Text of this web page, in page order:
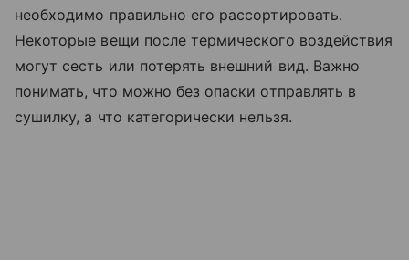
необходимо правильно его рассортировать.
Некоторые вещи после термического воздействия
могут сесть или потерять внешний вид. Важно
понимать, что можно без опаски отправлять в
сушилку, а что категорически нельзя.